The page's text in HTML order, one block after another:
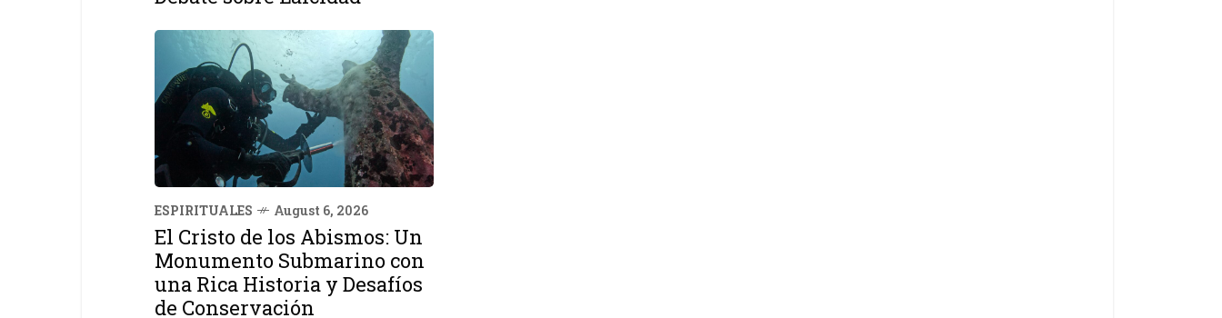
ESPIRITUALES August 6, 2026
El Cristo de los Abismos: Un
Monumento Submarino con
una Rica Historia y Desafíos
de Conservación